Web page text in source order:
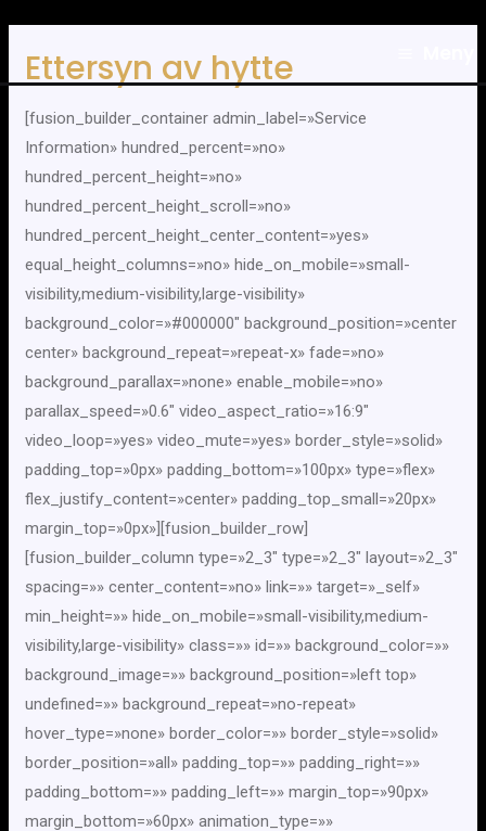
innholdet
Menu
Ettersyn av hytte
[fusion_builder_container admin_label=»Service
Information» hundred_percent=»no»
hundred_percent_height=»no»
hundred_percent_height_scroll=»no»
hundred_percent_height_center_content=»yes»
equal_height_columns=»no» hide_on_mobile=»small-
visibility,medium-visibility,large-visibility»
background_color=»#000000″ background_position=»center
center» background_repeat=»repeat-x» fade=»no»
background_parallax=»none» enable_mobile=»no»
parallax_speed=»0.6″ video_aspect_ratio=»16:9″
video_loop=»yes» video_mute=»yes» border_style=»solid»
padding_top=»0px» padding_bottom=»100px» type=»flex»
flex_justify_content=»center» padding_top_small=»20px»
margin_top=»0px»][fusion_builder_row]
[fusion_builder_column type=»2_3″ type=»2_3″ layout=»2_3″
spacing=»» center_content=»no» link=»» target=»_self»
min_height=»» hide_on_mobile=»small-visibility,medium-
visibility,large-visibility» class=»» id=»» background_color=»»
background_image=»» background_position=»left top»
undefined=»» background_repeat=»no-repeat»
hover_type=»none» border_color=»» border_style=»solid»
border_position=»all» padding_top=»» padding_right=»»
padding_bottom=»» padding_left=»» margin_top=»90px»
margin_bottom=»60px» animation_type=»»